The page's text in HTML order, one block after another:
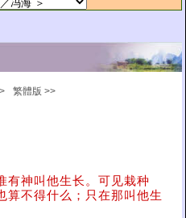
繁體版 >>
有神叫他生长。可见栽种
算不得什么；只在那叫他生